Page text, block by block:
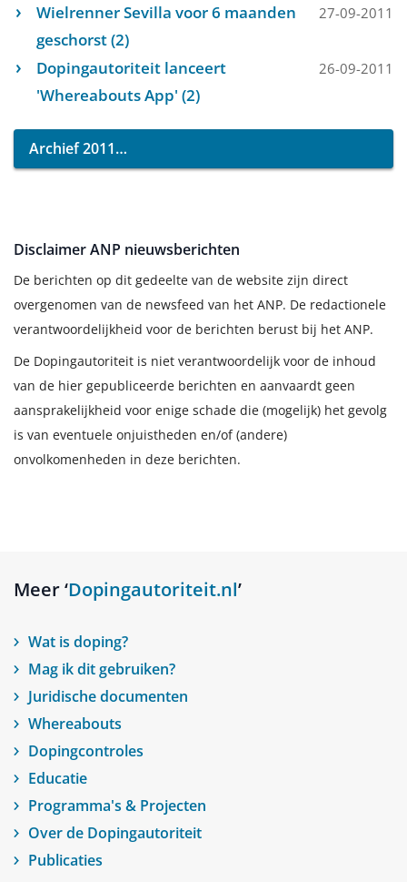
Wielrenner Sevilla voor 6 maanden
geschorst (2)
27-09-2011
Dopingautoriteit lanceert
'Whereabouts App' (2)
26-09-2011
Archief 2011
Disclaimer ANP nieuwsberichten
De berichten op dit gedeelte van de website zijn direct
overgenomen van de newsfeed van het ANP. De redactionele
verantwoordelijkheid voor de berichten berust bij het ANP.
De Dopingautoriteit is niet verantwoordelijk voor de inhoud
van de hier gepubliceerde berichten en aanvaardt geen
aansprakelijkheid voor enige schade die (mogelijk) het gevolg
is van eventuele onjuistheden en/of (andere)
onvolkomenheden in deze berichten.
Meer ‘Dopingautoriteit.nl’
Wat is doping?
Mag ik dit gebruiken?
Juridische documenten
Whereabouts
Dopingcontroles
Educatie
Programma's & Projecten
Over de Dopingautoriteit
Publicaties